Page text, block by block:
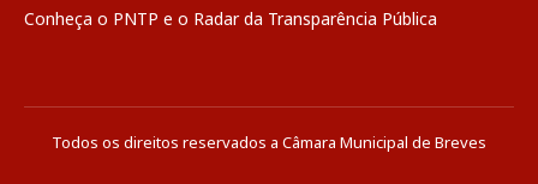
Conheça o PNTP e o Radar da Transparência Pública
Todos os direitos reservados a Câmara Municipal de Breves